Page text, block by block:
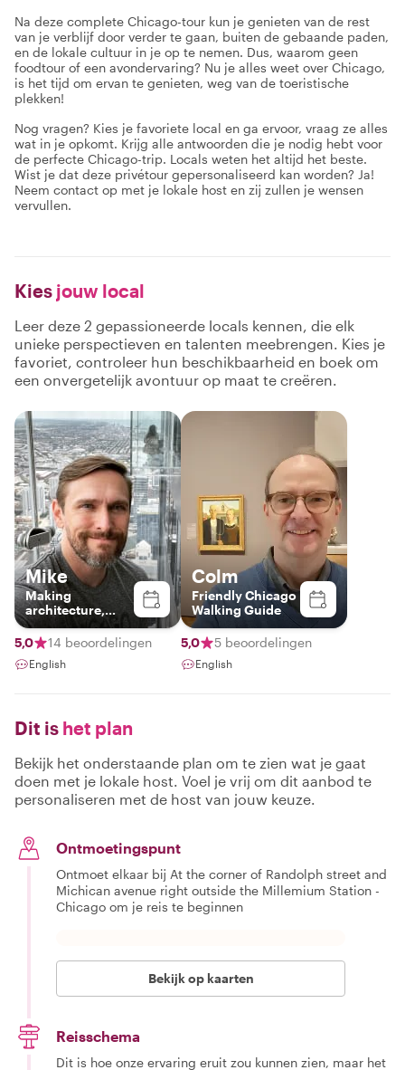
Na deze complete Chicago-tour kun je genieten van de rest
van je verblijf door verder te gaan, buiten de gebaande paden,
en de lokale cultuur in je op te nemen. Dus, waarom geen
foodtour of een avondervaring? Nu je alles weet over Chicago,
is het tijd om ervan te genieten, weg van de toeristische
plekken!
Nog vragen? Kies je favoriete local en ga ervoor, vraag ze alles
wat in je opkomt. Krijg alle antwoorden die je nodig hebt voor
de perfecte Chicago-trip. Locals weten het altijd het beste.
Wist je dat deze privétour gepersonaliseerd kan worden? Ja!
Neem contact op met je lokale host en zij zullen je wensen
vervullen.
Kies jouw local
Leer deze 2 gepassioneerde locals kennen, die elk
unieke perspectieven en talenten meebrengen. Kies je
favoriet, controleer hun beschikbaarheid en boek om
een onvergetelijk avontuur op maat te creëren.
Mike
Making
architecture,
design, & history
fun & interesting!
5,0 14 beoordelingen
English
Colm
Friendly Chicago
Walking Guide
5,0 5 beoordelingen
English
Dit is het plan
Bekijk het onderstaande plan om te zien wat je gaat
doen met je lokale host. Voel je vrij om dit aanbod te
personaliseren met de host van jouw keuze.
Ontmoetingspunt
Ontmoet elkaar bij At the corner of Randolph street and
Michican avenue right outside the Millemium Station -
Chicago om je reis te beginnen
Bekijk op kaarten
Reisschema
Dit is hoe onze ervaring eruit zou kunnen zien, maar het